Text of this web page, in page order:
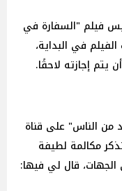
فيلم "السفارة في
في البداية،
يتم إجازته لاحقًا.
من الناس" على قناة
مكالمة لطيفة
الجهات، قال لي فيها: